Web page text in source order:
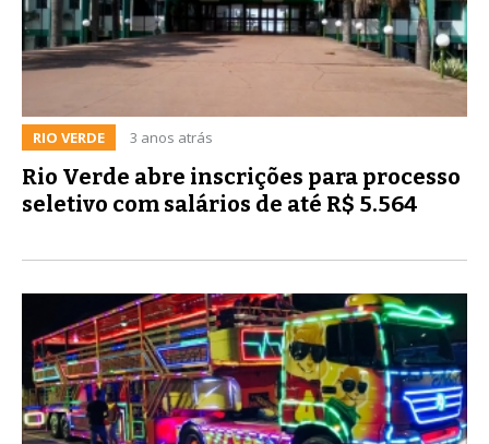
RIO VERDE 3 anos atrás
Rio Verde abre inscrições para processo
seletivo com salários de até R$ 5.564